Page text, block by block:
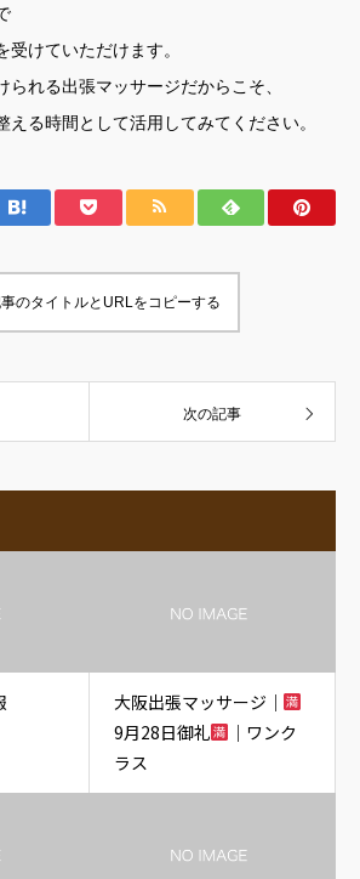
けていただけます。
れる出張マッサージだからこそ、
る時間として活用してみてください。
のタイトルとURLをコピーする
次の記事
大阪出張マッサージ｜
9月28日御礼
｜ワンク
ラス